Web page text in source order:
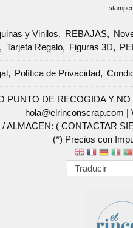
y Vinilos REBAJAS
Tarjeta Regalo Figuras 3D
Política de Privacidad
PUNTO DE RECOGIDA Y
hola@elrinconscrap.com |
ALMACEN: ( CONTACTAR
(*) Precios con